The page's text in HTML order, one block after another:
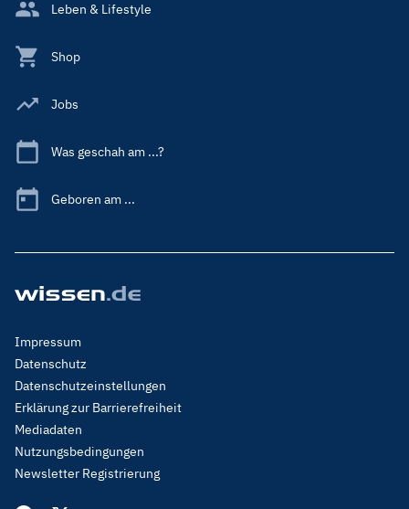
Leben & Lifestyle
Shop
Jobs
Was geschah am ...?
Geboren am ...
Footer
Menu
Legal
Impressum
Datenschutz
Datenschutzeinstellungen
Erklärung zur Barrierefreiheit
Mediadaten
Nutzungsbedingungen
Newsletter Registrierung